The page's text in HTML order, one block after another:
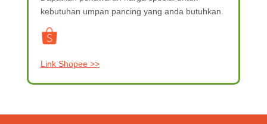
kebutuhan umpan pancing yang anda butuhkan.
Link Shopee >>